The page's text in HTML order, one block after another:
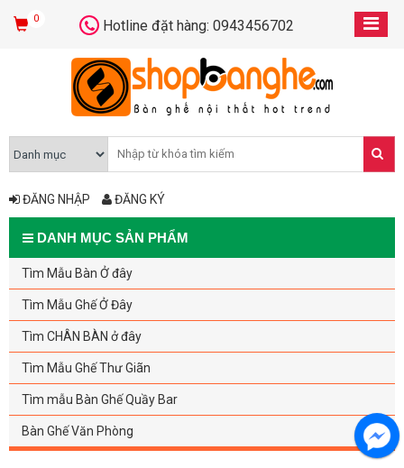
0 Hotline đặt hàng: 0943456702
ĐĂNG NHẬP ĐĂNG KÝ
DANH MỤC SẢN PHẨM
Tìm Mẫu Bàn Ở đây
Tìm Mẫu Ghế Ở Đây
Tìm CHÂN BÀN ở đây
Tìm Mẫu Ghế Thư Giãn
Tìm mẫu Bàn Ghế Quầy Bar
Bàn Ghế Văn Phòng